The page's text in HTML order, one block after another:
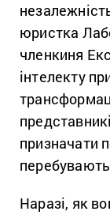
юристка
членкиня
інтелекту
призначати
Наразі, як